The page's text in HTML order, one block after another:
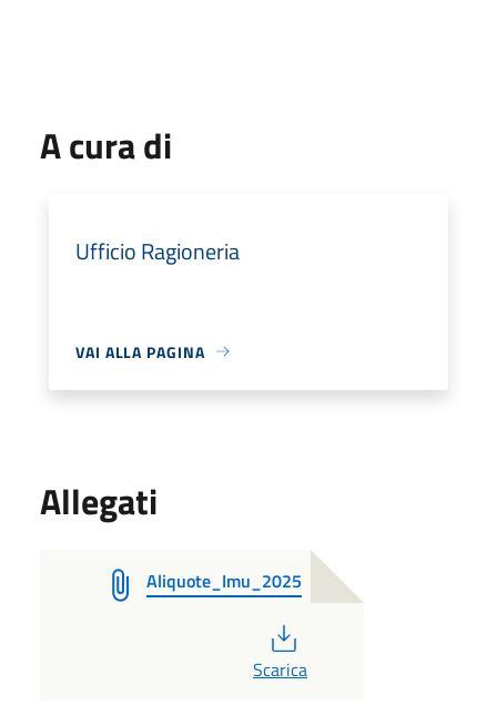
A cura di
Ufficio Ragioneria
VAI ALLA PAGINA
Allegati
Aliquote_Imu_2025
Scarica